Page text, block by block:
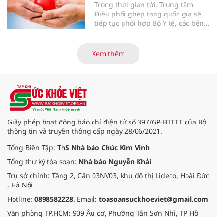
Trong thời gian tới, Trung tâm
Điều phối ghép tạng quốc gia sẽ
tiếp tục phối hợp Bộ Y tế, các bệnh
cường truyền thông, hoàn thiện
quy trình chuyên môn và hệ thống
Xem thêm
Giấy phép hoạt động báo chí điện tử số 397/GP-BTTTT của Bộ
thông tin và truyền thông cấp ngày 28/06/2021.
Tổng Biên Tập: ThS Nhà báo Chúc Kim Vinh
Tổng thư ký tòa soạn: Nhà báo Nguyễn Khải
Trụ sở chính: Tầng 2, Căn 03NV03, khu đô thị Lideco, Hoài Đức
, Hà Nội
Hotline: 0898582228. Email: toasoansuckhoeviet@gmail.com
Văn phòng TP.HCM: 909 Âu cơ, Phường Tân Sơn Nhì, TP Hồ